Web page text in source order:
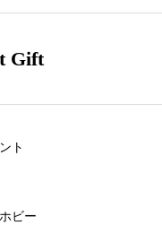
ビュー
Gift
ト
ビー